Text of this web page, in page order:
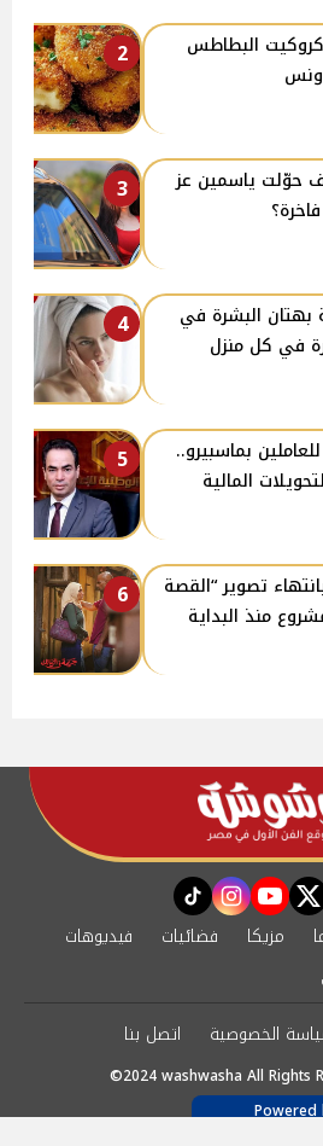
2
كروكيت البطاطس
3
حوّلت ياسمين عز
4
البشرة في
في كل منزل
5
بماسبيرو..
المالية
6
تصوير “القصة
منذ البداية
twitter
youtube
instagram
tiktok
مزيكا فضائيات
فيديوهات
الخصوصية اتصل بنا
©2024 washwasha All Rights
Powered